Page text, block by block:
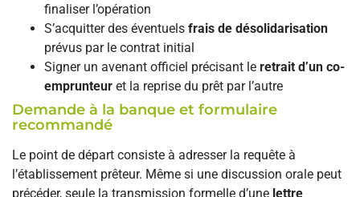
finaliser l’opération
S’acquitter des éventuels frais de désolidarisation
prévus par le contrat initial
Signer un avenant officiel précisant le retrait d’un co-
emprunteur et la reprise du prêt par l’autre
Demande à la banque et formulaire
recommandé
Le point de départ consiste à adresser la requête à
l’établissement prêteur. Même si une discussion orale peut
précéder, seule la transmission formelle d’une lettre